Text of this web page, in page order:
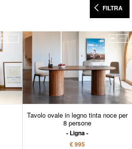
FILTRA
Tavolo ovale in legno tinta noce per
8 persone
Ligna
€ 995